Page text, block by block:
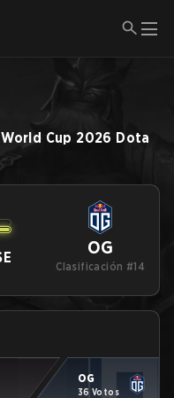
Cup 2026 Dota
OG
Clasificación #14
OG
36 Votos